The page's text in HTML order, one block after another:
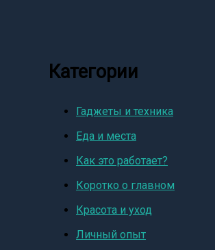
Категории
Гаджеты и техника
Еда и места
Как это работает?
Коротко о главном
Красота и уход
Личный опыт